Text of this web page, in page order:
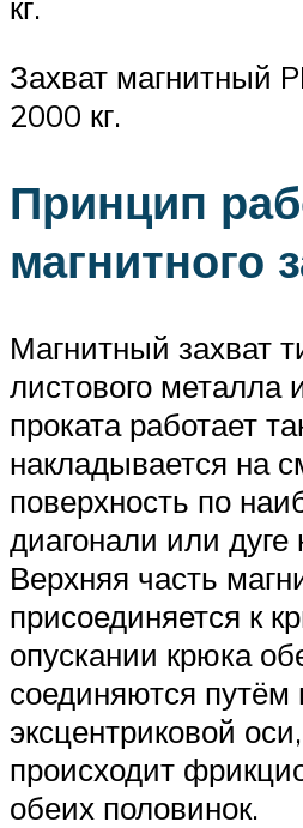
Захват магнитный
2000 кг.
Принцип
магнитного
Магнитный захват
листового металла
проката работает
накладывается на
поверхность по
диагонали или дуге
Верхняя часть
присоединяется к
опускании крюка
соединяются путём
эксцентриковой
происходит
обеих половинок.